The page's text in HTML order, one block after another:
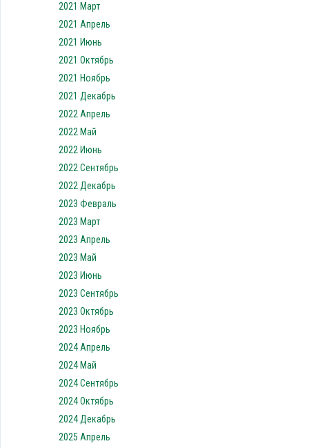
2021 Март
2021 Апрель
2021 Июнь
2021 Октябрь
2021 Ноябрь
2021 Декабрь
2022 Апрель
2022 Май
2022 Июнь
2022 Сентябрь
2022 Декабрь
2023 Февраль
2023 Март
2023 Апрель
2023 Май
2023 Июнь
2023 Сентябрь
2023 Октябрь
2023 Ноябрь
2024 Апрель
2024 Май
2024 Сентябрь
2024 Октябрь
2024 Декабрь
2025 Апрель